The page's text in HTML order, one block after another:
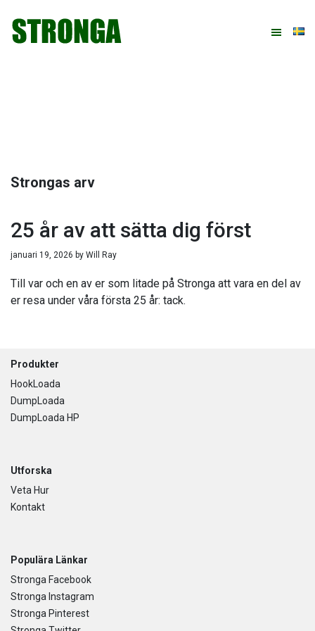
huvudnavigering
huvudinnehåll
det
sidfot
Strongas arv
25 år av att sätta dig först
januari 19, 2026 by Will Ray
Till var och en av er som litade på Stronga att vara en del av
er resa under våra första 25 år: tack.
Footer
Produkter
HookLoada
DumpLoada
DumpLoada HP
Utforska
Veta Hur
Kontakt
Populära Länkar
Stronga Facebook
Stronga Instagram
Stronga Pinterest